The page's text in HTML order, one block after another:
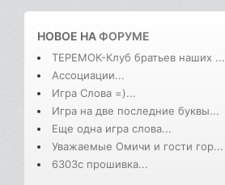
НОВОЕ НАФОРУМЕ
ТЕРЕМОК-Клуб братьев наших ...
Ассоциации...
Игра Слова =)...
Игра на две последние буквы...
Еще одна игра слова...
Уважаемые Омичи и гости гор...
6303с прошивка...